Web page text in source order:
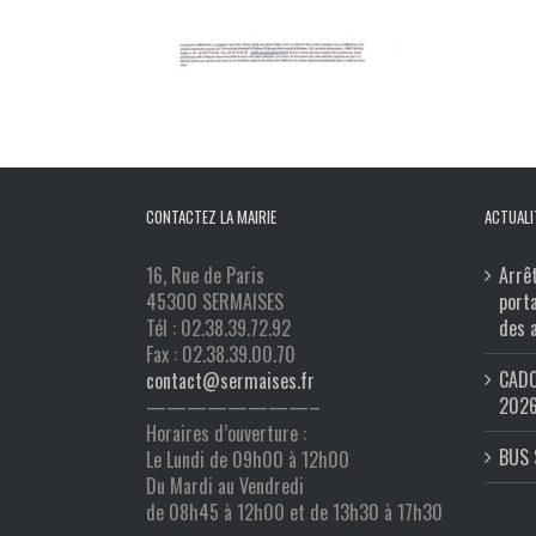
CONTACTEZ LA MAIRIE
16, Rue de Paris
45300 SERMAISES
Tél : 02.38.39.72.92
Fax : 02.38.39.00.70
contact@sermaises.fr
————————–
Horaires d’ouverture :
Le Lundi de 09h00 à 12h00
Du Mardi au Vendredi
de 08h45 à 12h00 et de 13h30 à 17h30
des
BUS